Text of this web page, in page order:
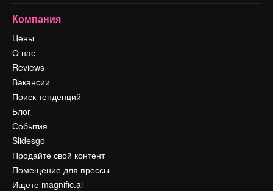
Компания
Цены
О нас
Reviews
Вакансии
Поиск тенденций
Блог
События
Slidesgo
Продайте свой контент
Помещение для прессы
Ищете magnific.ai